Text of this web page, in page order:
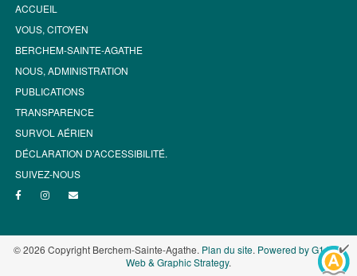
ACCUEIL
VOUS, CITOYEN
BERCHEM-SAINTE-AGATHE
NOUS, ADMINISTRATION
PUBLICATIONS
TRANSPARENCE
SURVOL AÉRIEN
DÉCLARATION D’ACCESSIBILITÉ.
SUIVEZ-NOUS
© 2026 Copyright Berchem-Sainte-Agathe. Plan du site. Powered by G1.be -
Web & Graphic Strategy.